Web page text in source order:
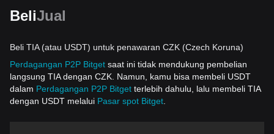
BeliJual
Beli TIA (atau USDT) untuk penawaran CZK (Czech Koruna)
Perdagangan P2P Bitget saat ini tidak mendukung pembelian
langsung TIA dengan CZK. Namun, kamu bisa membeli USDT
dalam Perdagangan P2P Bitget terlebih dahulu, lalu membeli TIA
dengan USDT melalui Pasar spot Bitget